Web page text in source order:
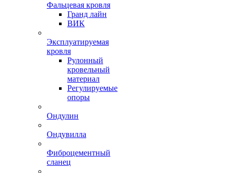
Фальцевая кровля
Гранд лайн
ВИК
Эксплуатируемая
кровля
Рулонный
кровельный
материал
Регулируемые
опоры
Ондулин
Ондувилла
Фиброцементный
сланец